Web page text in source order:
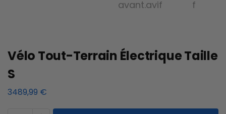
Vélo Tout-Terrain Électrique Taille
S
3489,99 €